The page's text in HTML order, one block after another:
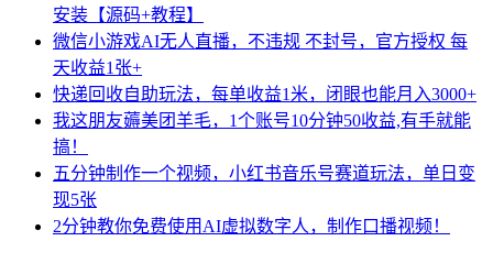
安装【源码+教程】
微信小游戏AI无人直播，不违规 不封号，官方授权 每
天收益1张+
快递回收自助玩法，每单收益1米，闭眼也能月入3000+
我这朋友薅美团羊毛，1个账号10分钟50收益,有手就能
搞！
五分钟制作一个视频，小红书音乐号赛道玩法，单日变
现5张
2分钟教你免费使用AI虚拟数字人，制作口播视频！